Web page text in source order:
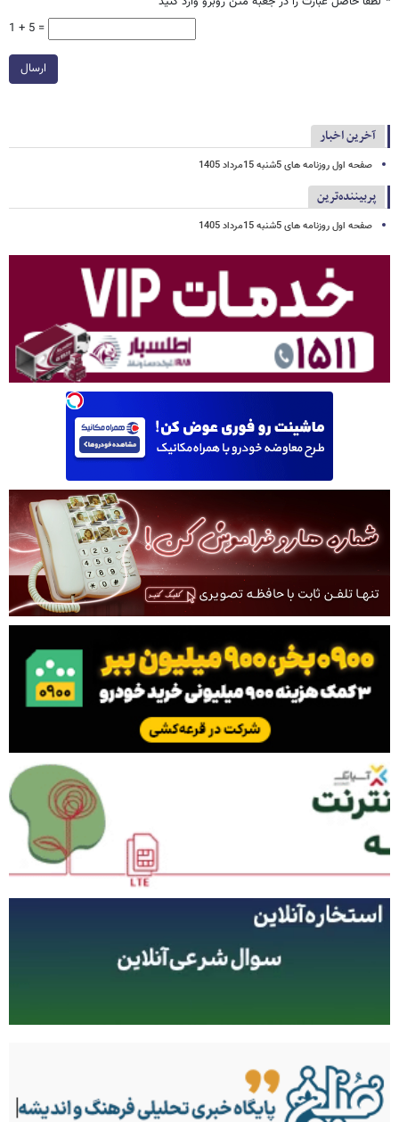
1 + 5 =
ارسال
آخرین اخبار
صفحه اول روزنامه های 5شنبه 15مرداد 1405
پربیننده‌ترین
صفحه اول روزنامه های 5شنبه 15مرداد 1405